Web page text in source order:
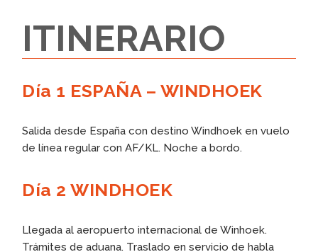
ITINERARIO
Día 1 ESPAÑA – WINDHOEK
Salida desde España con destino Windhoek en vuelo
de línea regular con AF/KL. Noche a bordo.
Día 2 WINDHOEK
Llegada al aeropuerto internacional de Winhoek.
Trámites de aduana. Traslado en servicio de habla